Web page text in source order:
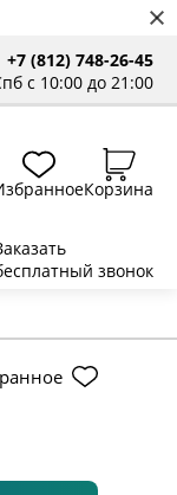
+7 (812) 748-26-45
с 10:00 до 21:00
Корзина
звонок